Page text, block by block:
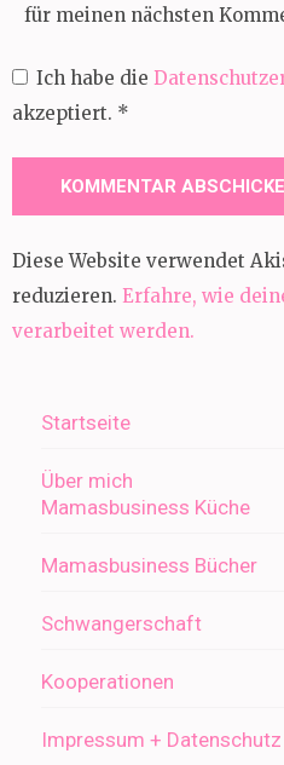
für meinen nächsten
Ich habe die
akzeptiert. *
Diese Website verwendet
reduzieren. Erfahre, wie
verarbeitet werden.
Startseite
Über mich
Mamasbusiness Küche
Mamasbusiness Bücher
Schwangerschaft
Kooperationen
Impressum + Datenschutz